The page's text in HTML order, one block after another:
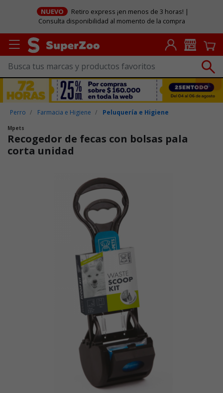
NUEVO
Retiro express ¡en menos de 3 horas! |
Consulta disponibilidad al momento de la compra
Perro Farmacia e Higiene Peluquería e Higiene
Mpets
Recogedor de fecas con bolsas pala
corta unidad